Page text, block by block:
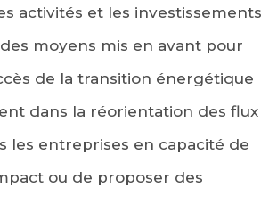
activités et les investissements
moyens mis en avant pour
de la transition énergétique
dans la réorientation des flux
les entreprises en capacité de
ou de proposer des